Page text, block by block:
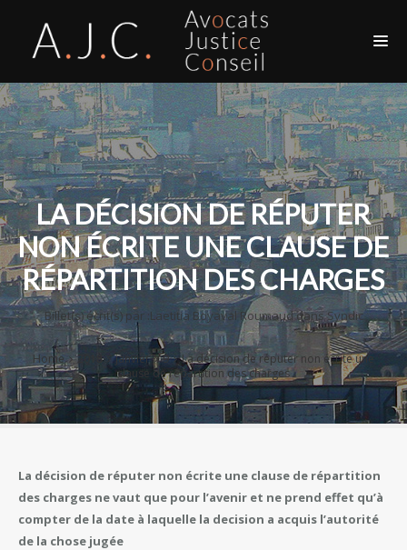
LA DÉCISION DE RÉPUTER
NON ÉCRITE UNE CLAUSE DE
RÉPARTITION DES CHARGES
Billet(s) écrit(s) par :Laetitia Boyaval RoumauddansSyndic
Home 2018 janvier 9
La décision de réputer non écrite une
clause de répartition des charges
La décision de réputer non écrite une clause de répartition
des charges ne vaut que pour l’avenir et ne prend effet qu’à
compter de la date à laquelle la decision a acquis l’autorité
de la chose jugée